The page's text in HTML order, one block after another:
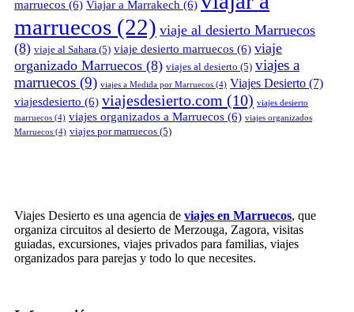
marruecos (6) Viajar a Marrakech (6)
marruecos (22) viaje al desierto Marruecos
(8) viaje al Sahara (5) viaje desierto marruecos (6) viaje
organizado Marruecos (8) viajes al desierto (5) viajes a
marruecos (9) viajes a Medida por Marruecos (4) Viajes Desierto (7)
viajesdesierto (6) viajesdesierto.com (10) viajes desierto
marruecos (4) viajes organizados a Marruecos (6) viajes organizados
Marruecos (4) viajes por marruecos (5)
Viajes Desierto es una agencia de viajes en Marruecos, que
organiza circuitos al desierto de Merzouga, Zagora, visitas
guiadas, excursiones, viajes privados para familias, viajes
organizados para parejas y todo lo que necesites.